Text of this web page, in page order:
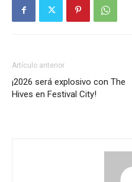
Artículo anterior
¡2026 será explosivo con The
Hives en Festival City!